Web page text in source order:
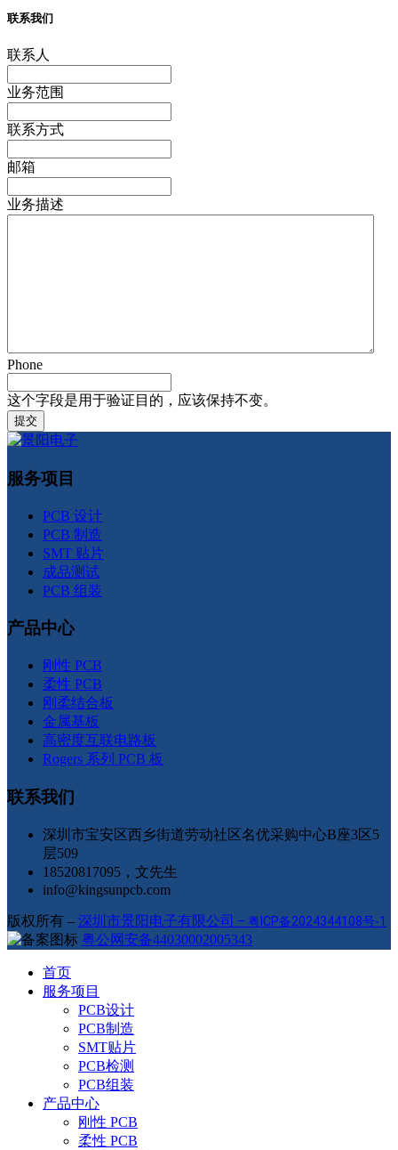
联系我们
联系人
业务范围
联系方式
邮箱
业务描述
Phone
这个字段是用于验证目的，应该保持不变。
服务项目
PCB 设计
PCB 制造
SMT 贴片
成品测试
PCB 组装
产品中心
刚性 PCB
柔性 PCB
刚柔结合板
金属基板
高密度互联电路板
Rogers 系列 PCB 板
联系我们
深圳市宝安区西乡街道劳动社区名优采购中心B座3区5
层509
18520817095，文先生
info@kingsunpcb.com
版权所有 – 深圳市景阳电子有限公司 – 粤ICP备2024344108号-1
粤公网安备44030002005343
首页
服务项目
PCB设计
PCB制造
SMT贴片
PCB检测
PCB组装
产品中心
刚性 PCB
柔性 PCB